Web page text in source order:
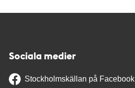
Sociala medier
Stockholmskällan på Facebook